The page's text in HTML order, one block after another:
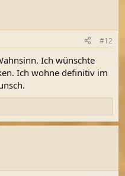
#12
Ich wünschte
Ich wohne definitiv im